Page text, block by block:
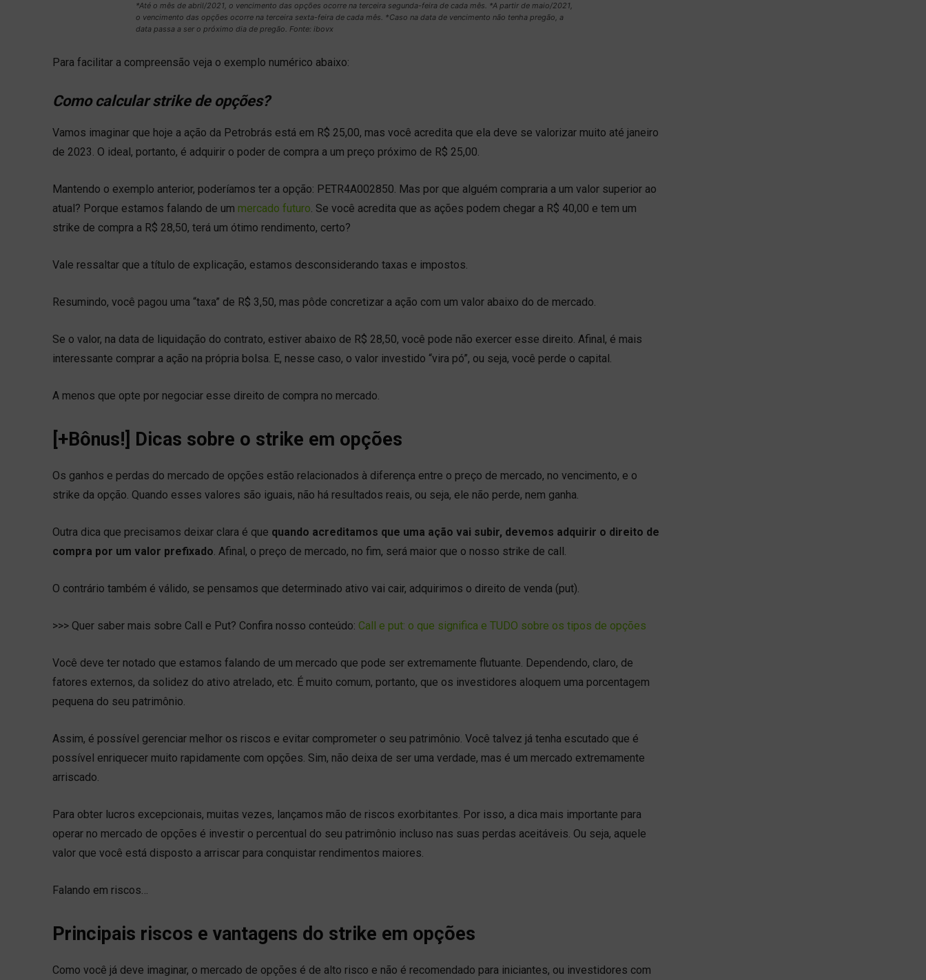
*Até o mês de abril/2021, o vencimento das opções ocorre na terceira segunda-feira de cada mês. *A partir de maio/2021,
o vencimento das opções ocorre na terceira sexta-feira de cada mês. *Caso na data de vencimento não tenha pregão, a
data passa a ser o próximo dia de pregão. Fonte: ibovx
Para facilitar a compreensão veja o exemplo numérico abaixo:
Como calcular strike de opções?
Vamos imaginar que hoje a ação da Petrobrás está em R$ 25,00, mas você acredita que ela deve se valorizar muito até janeiro
de 2023. O ideal, portanto, é adquirir o poder de compra a um preço próximo de R$ 25,00.
Mantendo o exemplo anterior, poderíamos ter a opção: PETR4A002850. Mas por que alguém compraria a um valor superior ao
atual? Porque estamos falando de um mercado futuro. Se você acredita que as ações podem chegar a R$ 40,00 e tem um
strike de compra a R$ 28,50, terá um ótimo rendimento, certo?
Vale ressaltar que a título de explicação, estamos desconsiderando taxas e impostos.
Resumindo, você pagou uma “taxa” de R$ 3,50, mas pôde concretizar a ação com um valor abaixo do de mercado.
Se o valor, na data de liquidação do contrato, estiver abaixo de R$ 28,50, você pode não exercer esse direito. Afinal, é mais
interessante comprar a ação na própria bolsa. E, nesse caso, o valor investido “vira pó”, ou seja, você perde o capital.
A menos que opte por negociar esse direito de compra no mercado.
[+Bônus!] Dicas sobre o strike em opções
Os ganhos e perdas do mercado de opções estão relacionados à diferença entre o preço de mercado, no vencimento, e o
strike da opção. Quando esses valores são iguais, não há resultados reais, ou seja, ele não perde, nem ganha.
Outra dica que precisamos deixar clara é que quando acreditamos que uma ação vai subir, devemos adquirir o direito de
compra por um valor prefixado. Afinal, o preço de mercado, no fim, será maior que o nosso strike de call.
O contrário também é válido, se pensamos que determinado ativo vai cair, adquirimos o direito de venda (put).
>>> Quer saber mais sobre Call e Put? Confira nosso conteúdo: Call e put: o que significa e TUDO sobre os tipos de opções
Você deve ter notado que estamos falando de um mercado que pode ser extremamente flutuante. Dependendo, claro, de
fatores externos, da solidez do ativo atrelado, etc. É muito comum, portanto, que os investidores aloquem uma porcentagem
pequena do seu patrimônio.
Assim, é possível gerenciar melhor os riscos e evitar comprometer o seu patrimônio. Você talvez já tenha escutado que é
possível enriquecer muito rapidamente com opções. Sim, não deixa de ser uma verdade, mas é um mercado extremamente
arriscado.
Para obter lucros excepcionais, muitas vezes, lançamos mão de riscos exorbitantes. Por isso, a dica mais importante para
operar no mercado de opções é investir o percentual do seu patrimônio incluso nas suas perdas aceitáveis. Ou seja, aquele
valor que você está disposto a arriscar para conquistar rendimentos maiores.
Falando em riscos…
Principais riscos e vantagens do strike em opções
Como você já deve imaginar, o mercado de opções é de alto risco e não é recomendado para iniciantes, ou investidores com